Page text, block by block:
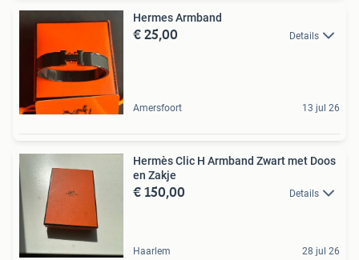
Hermes Armband
€ 25,00 Details
Amersfoort 13 jul 26
Hermès Clic H Armband Zwart met Doos
en Zakje
€ 150,00 Details
Haarlem 28 jul 26